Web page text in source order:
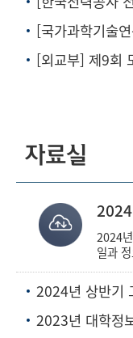
자료실
2024
일과
2024년 상반기
2023년 대학정